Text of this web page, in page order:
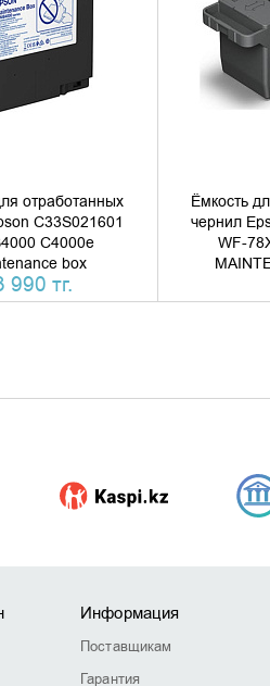
отработанных
C33S021601
C4000e
box
990 тг.
В 1 КЛИК
Ёмкость
чернил
WF-
Информация
Поставщикам
Гарантия